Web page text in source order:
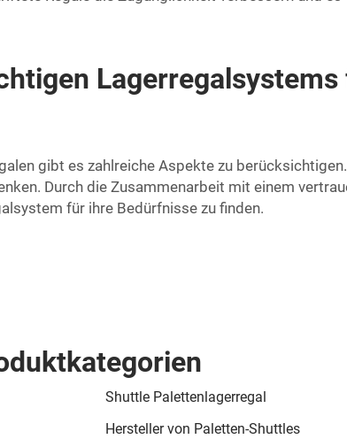
gibt es zahlreiche Aspekte zu
Durch die Zusammenarbeit mit einem
für ihre Bedürfnisse zu finden.
Shuttle Palettenlagerregal
Hersteller von Paletten-Shuttles